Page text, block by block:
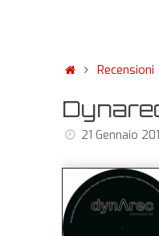
Recensioni
21 Gennaio